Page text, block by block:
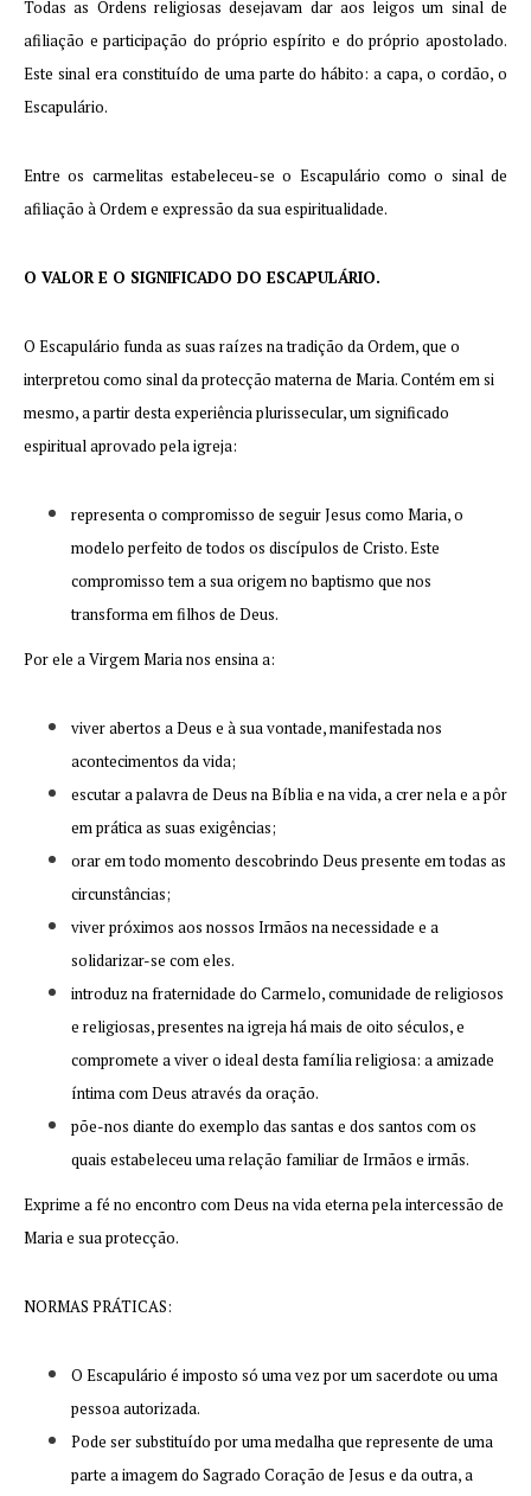
Todas as Ordens religiosas desejavam dar aos leigos um sinal de
afiliação e participação do próprio espírito e do próprio apostolado.
Este sinal era constituído de uma parte do hábito: a capa, o cordão, o
Escapulário.
Entre os carmelitas estabeleceu-se o Escapulário como o sinal de
afiliação à Ordem e expressão da sua espiritualidade.
O VALOR E O SIGNIFICADO DO ESCAPULÁRIO.
O Escapulário funda as suas raízes na tradição da Ordem, que o
interpretou como sinal da protecção materna de Maria. Contém em si
mesmo, a partir desta experiência plurissecular, um significado
espiritual aprovado pela igreja:
representa o compromisso de seguir Jesus como Maria, o
modelo perfeito de todos os discípulos de Cristo. Este
compromisso tem a sua origem no baptismo que nos
transforma em filhos de Deus.
Por ele a Virgem Maria nos ensina a:
viver abertos a Deus e à sua vontade, manifestada nos
acontecimentos da vida;
escutar a palavra de Deus na Bíblia e na vida, a crer nela e a pôr
em prática as suas exigências;
orar em todo momento descobrindo Deus presente em todas as
circunstâncias;
viver próximos aos nossos Irmãos na necessidade e a
solidarizar-se com eles.
introduz na fraternidade do Carmelo, comunidade de religiosos
e religiosas, presentes na igreja há mais de oito séculos, e
compromete a viver o ideal desta família religiosa: a amizade
íntima com Deus através da oração.
põe-nos diante do exemplo das santas e dos santos com os
quais estabeleceu uma relação familiar de Irmãos e irmãs.
Exprime a fé no encontro com Deus na vida eterna pela intercessão de
Maria e sua protecção.
NORMAS PRÁTICAS:
O Escapulário é imposto só uma vez por um sacerdote ou uma
pessoa autorizada.
Pode ser substituído por uma medalha que represente de uma
parte a imagem do Sagrado Coração de Jesus e da outra, a